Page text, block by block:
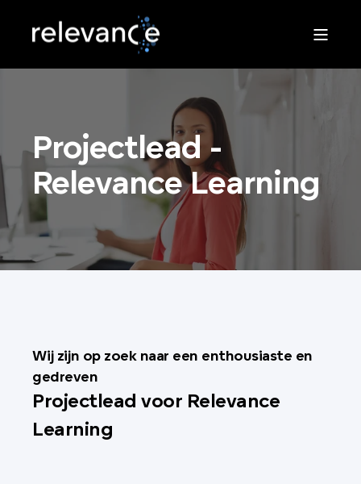
Projectlead -
Relevance Learning
Wij zijn op zoek naar een enthousiaste en
gedreven
Projectlead voor Relevance
Learning